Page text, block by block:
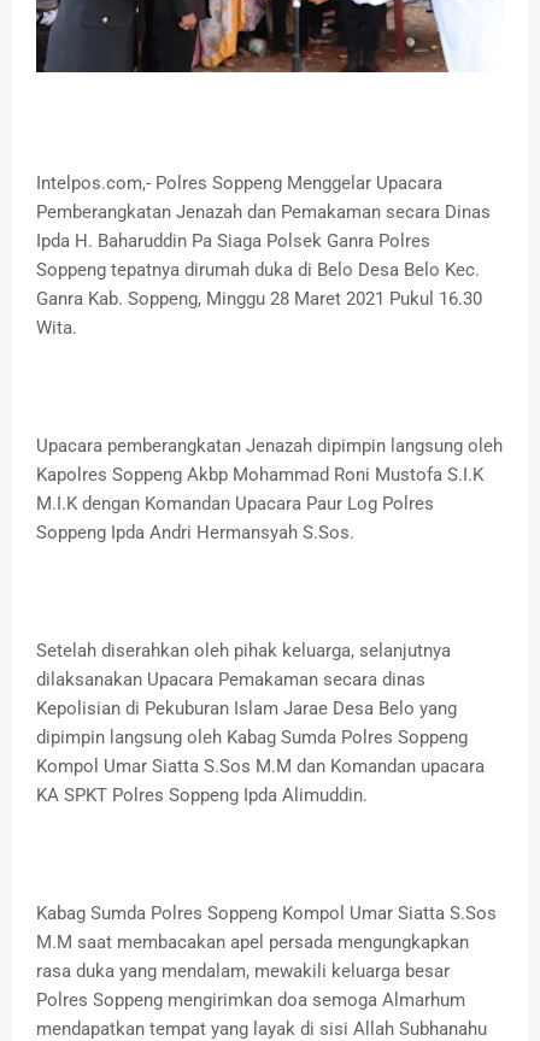
Intelpos.com,- Polres Soppeng Menggelar Upacara
Pemberangkatan Jenazah dan Pemakaman secara Dinas
Ipda H. Baharuddin Pa Siaga Polsek Ganra Polres
Soppeng tepatnya dirumah duka di Belo Desa Belo Kec.
Ganra Kab. Soppeng, Minggu 28 Maret 2021 Pukul 16.30
Wita.
Upacara pemberangkatan Jenazah dipimpin langsung oleh
Kapolres Soppeng Akbp Mohammad Roni Mustofa S.I.K
M.I.K dengan Komandan Upacara Paur Log Polres
Soppeng Ipda Andri Hermansyah S.Sos.
Setelah diserahkan oleh pihak keluarga, selanjutnya
dilaksanakan Upacara Pemakaman secara dinas
Kepolisian di Pekuburan Islam Jarae Desa Belo yang
dipimpin langsung oleh Kabag Sumda Polres Soppeng
Kompol Umar Siatta S.Sos M.M dan Komandan upacara
KA SPKT Polres Soppeng Ipda Alimuddin.
Kabag Sumda Polres Soppeng Kompol Umar Siatta S.Sos
M.M saat membacakan apel persada mengungkapkan
rasa duka yang mendalam, mewakili keluarga besar
Polres Soppeng mengirimkan doa semoga Almarhum
mendapatkan tempat yang layak di sisi Allah Subhanahu